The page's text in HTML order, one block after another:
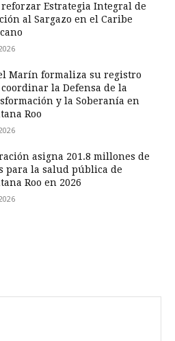
Estrategia Integral de
al Sargazo en el Caribe
Marín formaliza su registro
la Defensa de la
y la Soberanía en
Roo
asigna 201.8 millones de
para la salud pública de
Roo en 2026